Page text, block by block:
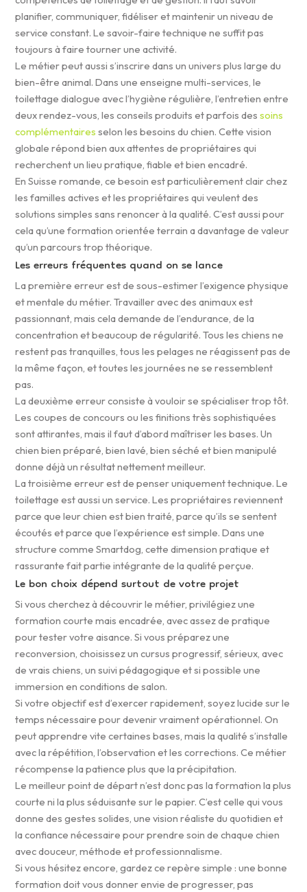
planifier, communiquer, fidéliser et maintenir un niveau de
service constant. Le savoir-faire technique ne suffit pas
toujours à faire tourner une activité.
Le métier peut aussi s’inscrire dans un univers plus large du
bien-être animal. Dans une enseigne multi-services, le
toilettage dialogue avec l’hygiène régulière, l’entretien entre
deux rendez-vous, les conseils produits et parfois dessoins
complémentaires selon les besoins du chien. Cette vision
globale répond bien aux attentes de propriétaires qui
recherchent un lieu pratique, fiable et bien encadré.
En Suisse romande, ce besoin est particulièrement clair chez
les familles actives et les propriétaires qui veulent des
solutions simples sans renoncer à la qualité. C’est aussi pour
cela qu’une formation orientée terrain a davantage de valeur
qu’un parcours trop théorique.
Les erreurs fréquentes quand on se lance
La première erreur est de sous-estimer l’exigence physique
et mentale du métier. Travailler avec des animaux est
passionnant, mais cela demande de l’endurance, de la
concentration et beaucoup de régularité. Tous les chiens ne
restent pas tranquilles, tous les pelages ne réagissent pas de
la même façon, et toutes les journées ne se ressemblent
pas.
La deuxième erreur consiste à vouloir se spécialiser trop tôt.
Les coupes de concours ou les finitions très sophistiquées
sont attirantes, mais il faut d’abord maîtriser les bases. Un
chien bien préparé, bien lavé, bien séché et bien manipulé
donne déjà un résultat nettement meilleur.
La troisième erreur est de penser uniquement technique. Le
toilettage est aussi un service. Les propriétaires reviennent
parce que leur chien est bien traité, parce qu’ils se sentent
écoutés et parce que l’expérience est simple. Dans une
structure comme Smartdog, cette dimension pratique et
rassurante fait partie intégrante de la qualité perçue.
Le bon choix dépend surtout de votre projet
Si vous cherchez à découvrir le métier, privilégiez une
formation courte mais encadrée, avec assez de pratique
pour tester votre aisance. Si vous préparez une
reconversion, choisissez un cursus progressif, sérieux, avec
de vrais chiens, un suivi pédagogique et si possible une
immersion en conditions de salon.
Si votre objectif est d’exercer rapidement, soyez lucide sur le
temps nécessaire pour devenir vraiment opérationnel. On
peut apprendre vite certaines bases, mais la qualité s’installe
avec la répétition, l’observation et les corrections. Ce métier
récompense la patience plus que la précipitation.
Le meilleur point de départ n’est donc pas la formation la plus
courte ni la plus séduisante sur le papier. C’est celle qui vous
donne des gestes solides, une vision réaliste du quotidien et
la confiance nécessaire pour prendre soin de chaque chien
avec douceur, méthode et professionnalisme.
Si vous hésitez encore, gardez ce repère simple : une bonne
formation doit vous donner envie de progresser, pas